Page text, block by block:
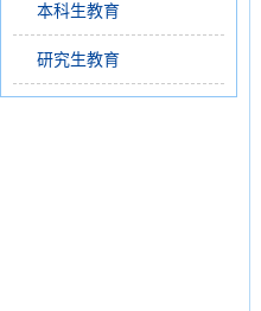
本科生教育
研究生教育